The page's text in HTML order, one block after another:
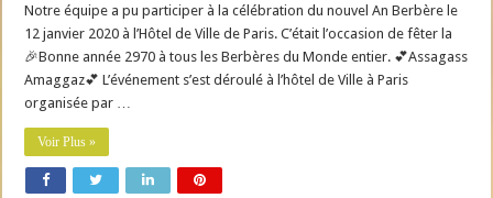
Notre équipe a pu participer à la célébration du nouvel An Berbère le
12 janvier 2020 à l’Hôtel de Ville de Paris. C’était l’occasion de fêter la
🎉Bonne année 2970 à tous les Berbères du Monde entier. 💕Assagass
Amaggaz💕 L’événement s’est déroulé à l’hôtel de Ville à Paris
organisée par …
Voir Plus »